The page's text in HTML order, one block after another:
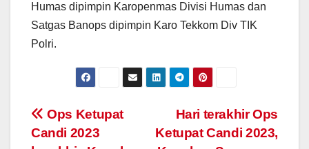
Humas dipimpin Karopenmas Divisi Humas dan
Satgas Banops dipimpin Karo Tekkom Div TIK
Polri.
Post
Hari terakhir Ops
Ketupat Candi 2023,
Ops Ketupat
Candi 2023